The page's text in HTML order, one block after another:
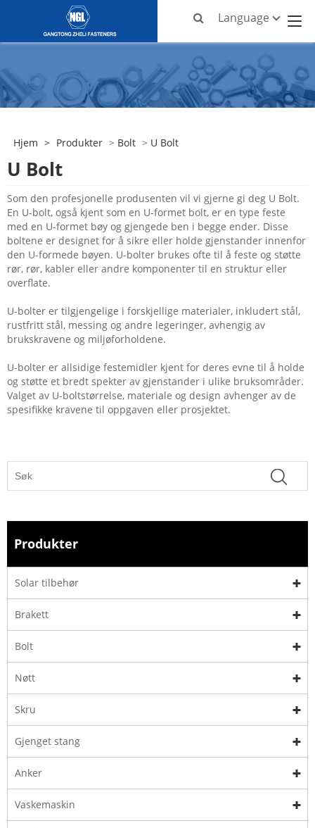
Language
Hjem > Produkter > Bolt > U Bolt
U Bolt
Som den profesjonelle produsenten vil vi gjerne gi deg U Bolt.
En U-bolt, også kjent som en U-formet bolt, er en type feste
med en U-formet bøy og gjengede ben i begge ender. Disse
boltene er designet for å sikre eller holde gjenstander innenfor
den U-formede bøyen. U-bolter brukes ofte til å feste og støtte
rør, rør, kabler eller andre komponenter til en struktur eller
overflate.
U-bolter er tilgjengelige i forskjellige materialer, inkludert stål,
rustfritt stål, messing og andre legeringer, avhengig av
brukskravene og miljøforholdene.
U-bolter er allsidige festemidler kjent for deres evne til å holde
og støtte et bredt spekter av gjenstander i ulike bruksområder.
Valget av U-boltstørrelse, materiale og design avhenger av de
spesifikke kravene til oppgaven eller prosjektet.
Produkter
Solar tilbehør
Brakett
Bolt
Nøtt
Skru
Gjenget stang
Anker
Vaskemaskin